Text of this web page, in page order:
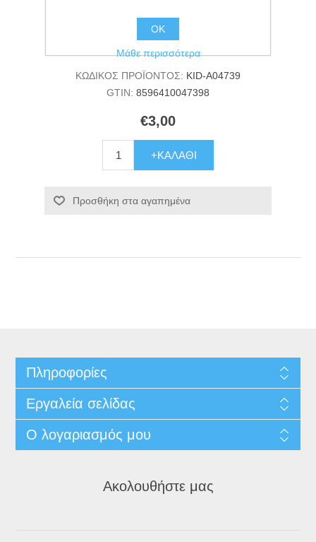
Διαθεσιμότητα: 17 σε απόθεμα
ΚΩΔΙΚΟΣ ΠΡΟΪΟΝΤΟΣ: KID-A04739
GTIN: 8596410047398
€3,00
+ΚΑΛΆΘΙ
Προσθήκη στα αγαπημένα
Πληροφορίες
Εργαλεία σελίδας
Ο λογαριασμός μου
Ακολουθήστε μας
ΟΚ
Μάθε περισσότερα